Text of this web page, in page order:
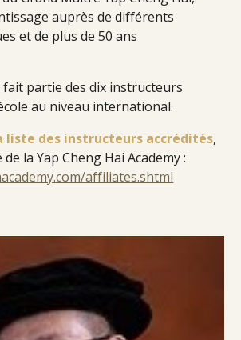
auprès de différents
et de plus de 50 ans
fait partie des dix instructeurs
au niveau international.
liste des instructeurs accrédités,
la Yap Cheng Hai Academy :
affiliates.shtml